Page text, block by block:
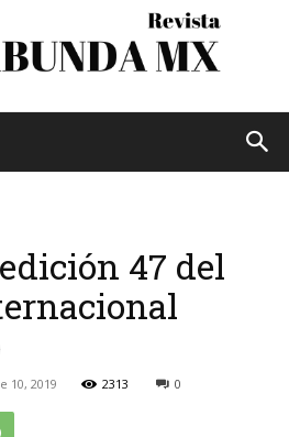
Mx
47 del
10, 2019 2313 0